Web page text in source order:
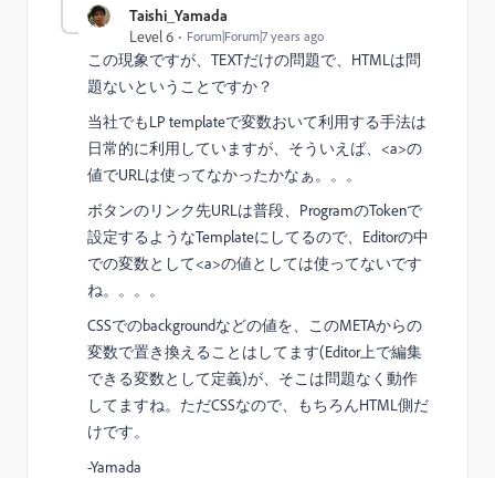
Taishi_Yamada
Level 6
Forum|Forum|7 years ago
この現象ですが、TEXTだけの問題で、HTMLは問
題ないということですか？
当社でもLP templateで変数おいて利用する手法は
日常的に利用していますが、そういえば、<a>の
値でURLは使ってなかったかなぁ。。。
ボタンのリンク先URLは普段、ProgramのTokenで
設定するようなTemplateにしてるので、Editorの中
での変数として<a>の値としては使ってないです
ね。。。。
CSSでのbackgroundなどの値を、このMETAからの
変数で置き換えることはしてます(Editor上で編集
できる変数として定義)が、そこは問題なく動作
してますね。ただCSSなので、もちろんHTML側だ
けです。
-Yamada